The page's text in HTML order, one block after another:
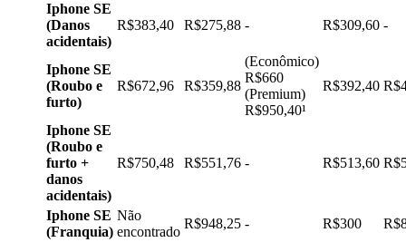
Iphone SE
(Danos
acidentais)
R$383,40 R$275,88 - R$309,60 -
Iphone SE
(Roubo e
furto)
R$672,96 R$359,88
(Econômico)
R$660
(Premium)
R$950,40¹
R$392,40
Iphone SE
(Roubo e
furto +
danos
acidentais)
R$750,48 R$551,76 - R$513,60
Iphone SE
(Franquia)
Não
encontrado
R$948,25 - R$300